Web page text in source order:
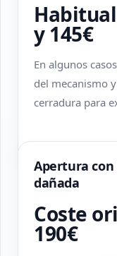
y 145€
En algunos
del mecanismo
cerradura para
Apertura
dañada
Coste
190€